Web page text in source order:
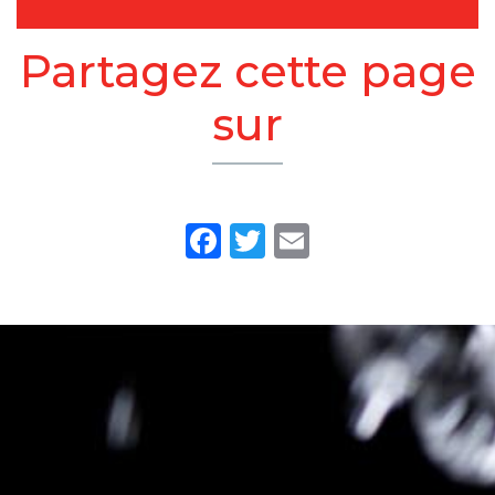
Partagez cette page
sur
Facebook
Twitter